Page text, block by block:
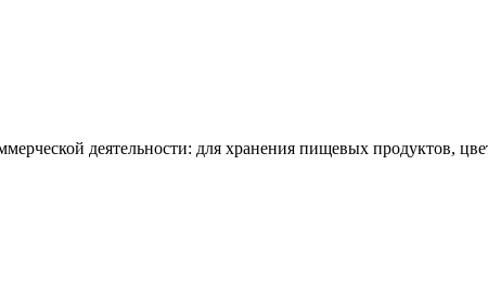
деятельности: для хранения пищевых продуктов,